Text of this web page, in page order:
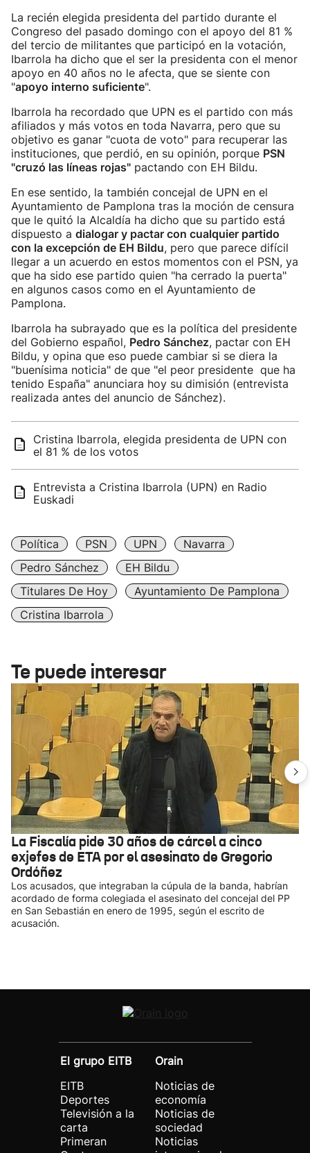
La recién elegida presidenta del partido durante el
Congreso del pasado domingo con el apoyo del 81 %
del tercio de militantes que participó en la votación,
Ibarrola ha dicho que el ser la presidenta con el menor
apoyo en 40 años no le afecta, que se siente con
"apoyo interno suficiente".
Ibarrola ha recordado que UPN es el partido con más
afiliados y más votos en toda Navarra, pero que su
objetivo es ganar "cuota de voto" para recuperar las
instituciones, que perdió, en su opinión, porque PSN
"cruzó las líneas rojas" pactando con EH Bildu.
En ese sentido, la también concejal de UPN en el
Ayuntamiento de Pamplona tras la moción de censura
que le quitó la Alcaldía ha dicho que su partido está
dispuesto a dialogar y pactar con cualquier partido
con la excepción de EH Bildu, pero que parece difícil
llegar a un acuerdo en estos momentos con el PSN, ya
que ha sido ese partido quien "ha cerrado la puerta"
en algunos casos como en el Ayuntamiento de
Pamplona.
Ibarrola ha subrayado que es la política del presidente
del Gobierno español, Pedro Sánchez, pactar con EH
Bildu, y opina que eso puede cambiar si se diera la
"buenísima noticia" de que "el peor presidente que ha
tenido España" anunciara hoy su dimisión (entrevista
realizada antes del anuncio de Sánchez).
Cristina Ibarrola, elegida presidenta de UPN con
el 81 % de los votos
Entrevista a Cristina Ibarrola (UPN) en Radio
Euskadi
Política PSN UPN
Navarra
Pedro Sánchez
EH Bildu
Titulares De Hoy
Ayuntamiento De Pamplona
Cristina Ibarrola
Te puede interesar
La Fiscalía pide 30 años de cárcel a cinco
exjefes de ETA por el asesinato de Gregorio
Ordóñez
Los acusados, que integraban la cúpula de la banda, habrían
acordado de forma colegiada el asesinato del concejal del PP
en San Sebastián en enero de 1995, según el escrito de
acusación.
El grupo EITB
EITB
Deportes
Televisión a la
carta
Primeran
Orain
Noticias de
economía
Noticias de
sociedad
Noticias